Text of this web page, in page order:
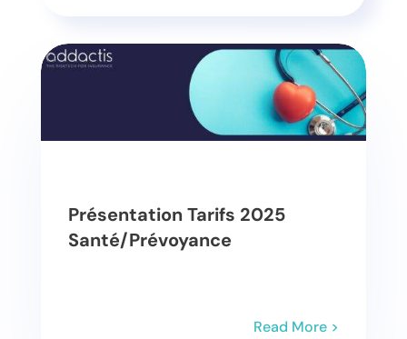
Présentation Tarifs 2025
Santé/Prévoyance
Read More >